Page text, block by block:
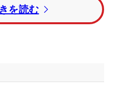
ツアーの残り6試合、
ツアーの「Qスクール」
て一度は2位に3打差と
は案外あっさりとはいか
を読む